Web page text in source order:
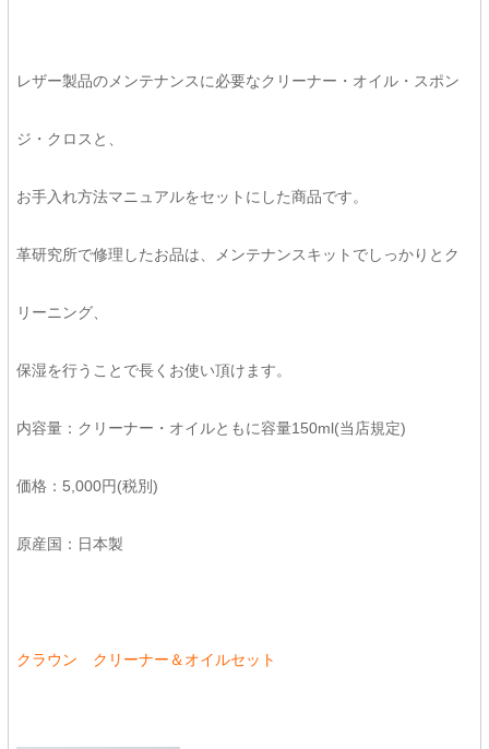
レザー製品のメンテナンスに必要なクリーナー・オイル・スポン
ジ・クロスと、
お手入れ方法マニュアルをセットにした商品です。
革研究所で修理したお品は、メンテナンスキットでしっかりとク
リーニング、
保湿を行うことで長くお使い頂けます。
内容量：クリーナー・オイルともに容量150ml(当店規定)
価格：5,000円(税別)
原産国：日本製
クラウン クリーナー＆オイルセット